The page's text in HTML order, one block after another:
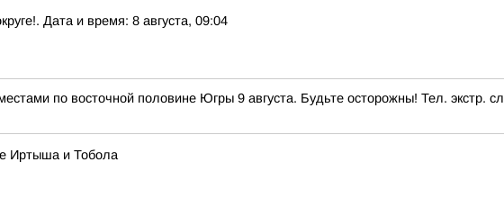
Дата и время: 8 августа, 09:04
по восточной половине Югры 9 августа. Будьте осторожны! Тел. экстр.
Иртыша и Тобола